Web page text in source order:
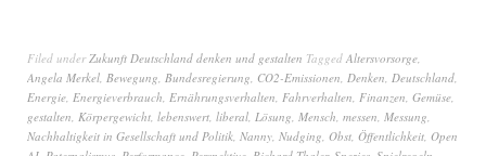
Filed underZukunft Deutschland denken und gestalten Tagged Altersvorsorge,
Angela Merkel, Bewegung, Bundesregierung, CO2-Emissionen, Denken, Deutschland,
Energie, Energieverbrauch, Ernährungsverhalten, Fahrverhalten, Finanzen, Gemüse,
gestalten, Körpergewicht, lebenswert, liberal, Lösung, Mensch, messen, Messung,
Nachhaltigkeit in Gesellschaft und Politik, Nanny, Nudging, Obst, Öffentlichkeit, Open